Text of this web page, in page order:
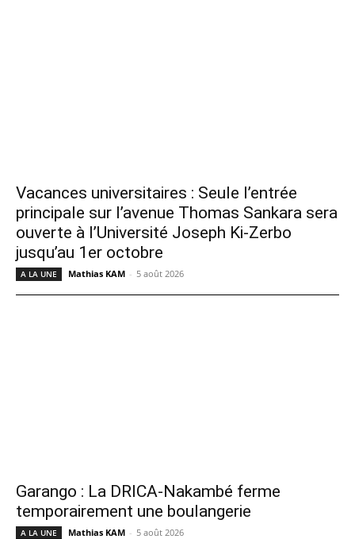
Vacances universitaires : Seule l’entrée
principale sur l’avenue Thomas Sankara sera
ouverte à l’Université Joseph Ki-Zerbo
jusqu’au 1er octobre
A LA UNE Mathias KAM - 5 août 2026
Garango : La DRICA-Nakambé ferme
temporairement une boulangerie
A LA UNE Mathias KAM - 5 août 2026